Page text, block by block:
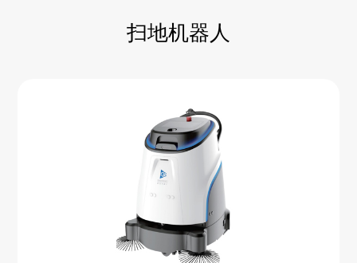
扫地机器人